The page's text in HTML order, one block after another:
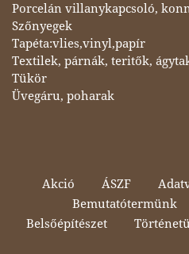
Porcelán villanykapcsoló,
Szőnyegek
Tapéta:vlies,vinyl,papír
Textilek, párnák, teritők,
Tükör
Üvegáru, poharak
Akció ÁSZF
Bemutatótermünk
Belsőépítészet